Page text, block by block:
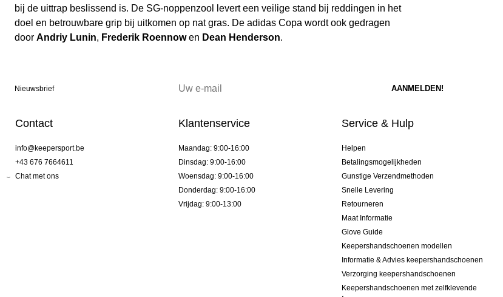
bij de uittrap beslissend is. De SG-noppenzool levert een veilige stand bij reddingen in het
doel en betrouwbare grip bij uitkomen op nat gras. De adidas Copa wordt ook gedragen
door Andriy Lunin, Frederik Roennowen Dean Henderson.
Nieuwsbrief
Contact
info@keepersport.be
+43 676 7664611
Chat met ons
Klantenservice
Maandag: 9:00-16:00
Dinsdag: 9:00-16:00
Woensdag: 9:00-16:00
Donderdag: 9:00-16:00
Vrijdag: 9:00-13:00
Service & Hulp
Helpen
Betalingsmogelijkheden
Gunstige Verzendmethoden
Snelle Levering
Retourneren
Maat Informatie
Glove Guide
Keepershandschoenen modellen
Informatie & Advies keepershandschoenen
Verzorging keepershandschoenen
Keepershandschoenen met zelfklevende